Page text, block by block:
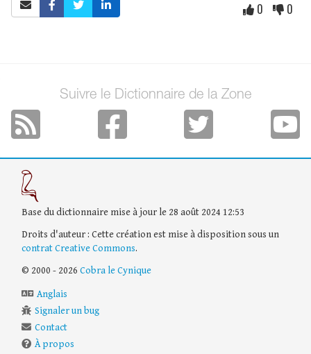
0 0
Suivre le Dictionnaire de la Zone
Base du dictionnaire mise à jour le 28 août 2024 12:53
Droits d'auteur : Cette création est mise à disposition sous un
contrat Creative Commons.
© 2000 - 2026 Cobra le Cynique
Anglais
Signaler un bug
Contact
À propos